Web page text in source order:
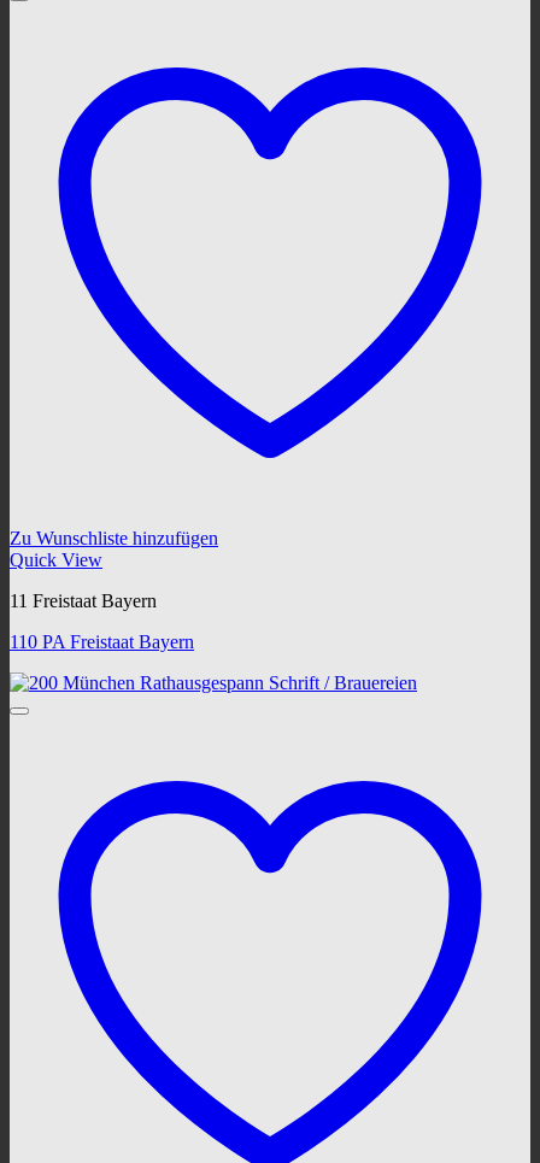
Zu Wunschliste hinzufügen
Quick View
11 Freistaat Bayern
110 PA Freistaat Bayern